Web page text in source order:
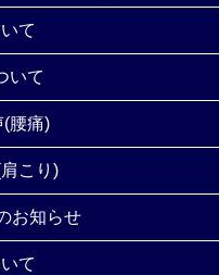
て
いて
(腰痛)
こり)
お知らせ
て